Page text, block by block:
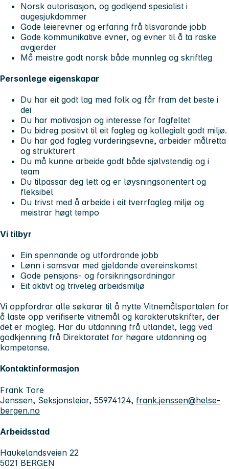
Norsk autorisasjon, og godkjend spesialist i
augesjukdommer
Gode leierevner og erfaring frå tilsvarande jobb
Gode kommunikative evner, og evner til å ta raske
avgjerder
Må meistre godt norsk både munnleg og skriftleg
Personlege eigenskapar
Du har eit godt lag med folk og får fram det beste i
dei
Du har motivasjon og interesse for fagfeltet
Du bidreg positivt til eit fagleg og kollegialt godt miljø.
Du har god fagleg vurderingsevne, arbeider målretta
og strukturert
Du må kunne arbeide godt både sjølvstendig og i
team
Du tilpassar deg lett og er løysningsorientert og
fleksibel
Du trivst med å arbeide i eit tverrfagleg miljø og
meistrar høgt tempo
Vi tilbyr
Ein spennande og utfordrande jobb
Lønn i samsvar med gjeldande overeinskomst
Gode pensjons- og forsikringsordningar
Eit aktivt og triveleg arbeidsmiljø
Vi oppfordrar alle søkarar til å nytte Vitnemålsportalen for
å laste opp verifiserte vitnemål og karakterutskrifter, der
det er mogleg. Har du utdanning frå utlandet, legg ved
godkjenning frå Direktoratet for høgare utdanning og
kompetanse.
Kontaktinformasjon
Frank Tore
Jenssen, Seksjonsleiar, 55974124, frank.jenssen@helse-
bergen.no
Arbeidsstad
Haukelandsveien 22
5021 BERGEN